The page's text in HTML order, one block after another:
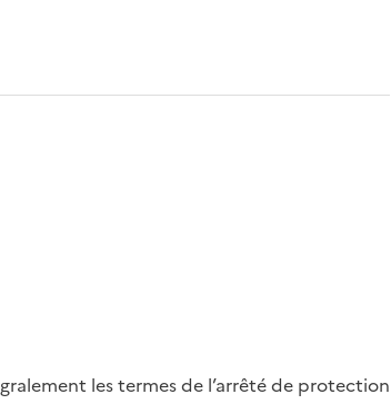
les termes de l’arrêté de protection